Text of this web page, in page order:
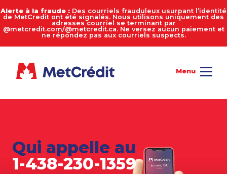
Alerte à la fraude : Des courriels frauduleux usurpant l’identité
de MetCredit ont été signalés. Nous utilisons uniquement des
adresses courriel se terminant par
@metcredit.com/@metcredit.ca. Ne versez aucun paiement et
ne répondez pas aux courriels suspects.
Qui appelle au
1-438-230-1359